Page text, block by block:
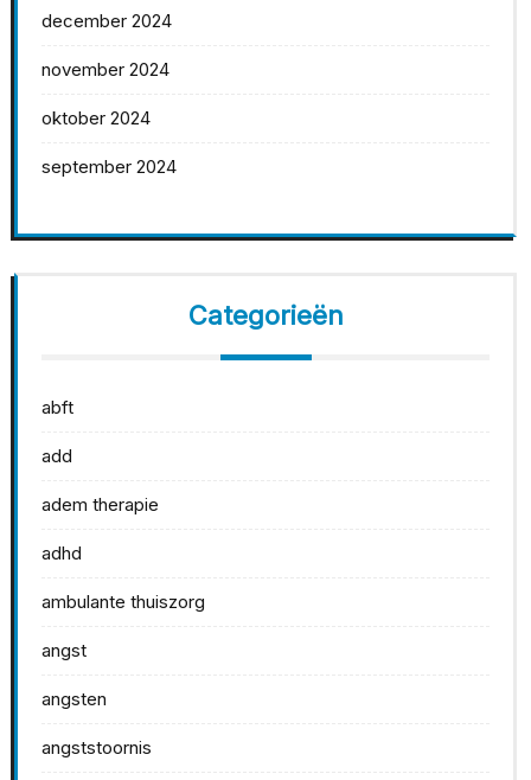
december 2024
november 2024
oktober 2024
september 2024
Categorieën
abft
add
adem therapie
adhd
ambulante thuiszorg
angst
angsten
angststoornis